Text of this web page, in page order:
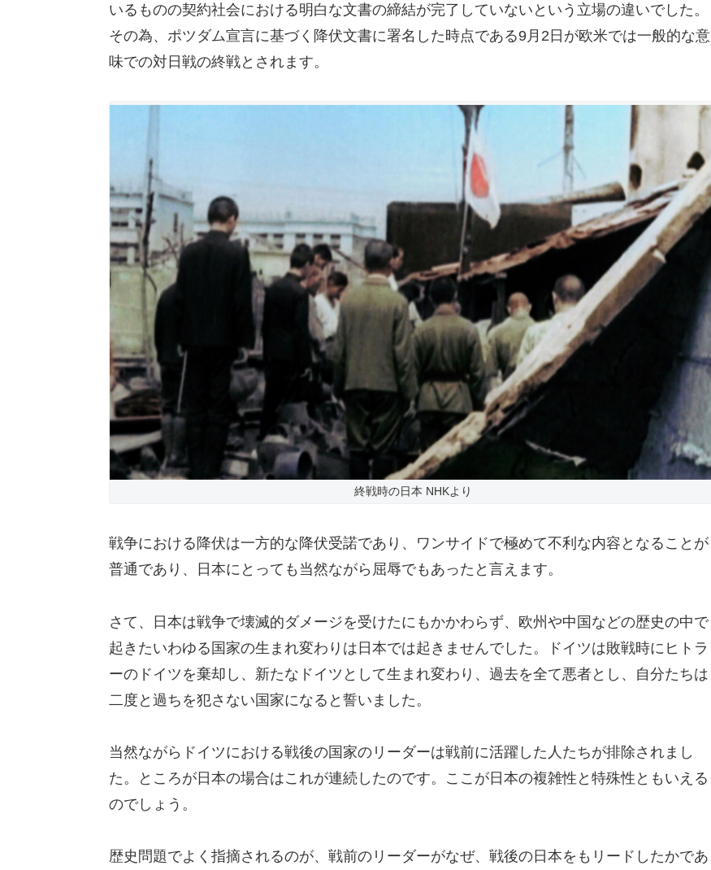
いるものの契約社会における明白な文書の締結が完了していないという立場の違いでした。
その為、ポツダム宣言に基づく降伏文書に署名した時点である9月2日が欧米では一般的な意
味での対日戦の終戦とされます。
終戦時の日本 NHKより
戦争における降伏は一方的な降伏受諾であり、ワンサイドで極めて不利な内容となることが
普通であり、日本にとっても当然ながら屈辱でもあったと言えます。
さて、日本は戦争で壊滅的ダメージを受けたにもかかわらず、欧州や中国などの歴史の中で
起きたいわゆる国家の生まれ変わりは日本では起きませんでした。ドイツは敗戦時にヒトラ
ーのドイツを棄却し、新たなドイツとして生まれ変わり、過去を全て悪者とし、自分たちは
二度と過ちを犯さない国家になると誓いました。
当然ながらドイツにおける戦後の国家のリーダーは戦前に活躍した人たちが排除されまし
た。ところが日本の場合はこれが連続したのです。ここが日本の複雑性と特殊性ともいえる
のでしょう。
歴史問題でよく指摘されるのが、戦前のリーダーがなぜ、戦後の日本をもリードしたかであ